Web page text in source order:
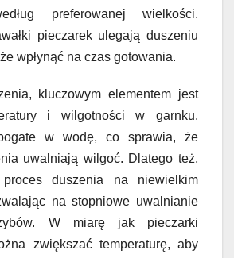
preferowanej wielkości.
pieczarek ulegają duszeniu
wpłynąć na czas gotowania.
kluczowym elementem jest
i wilgotności w garnku.
w wodę, co sprawia, że
uwalniają wilgoć. Dlatego też,
duszenia na niewielkim
na stopniowe uwalnianie
W miarę jak pieczarki
zwiększać temperaturę, aby